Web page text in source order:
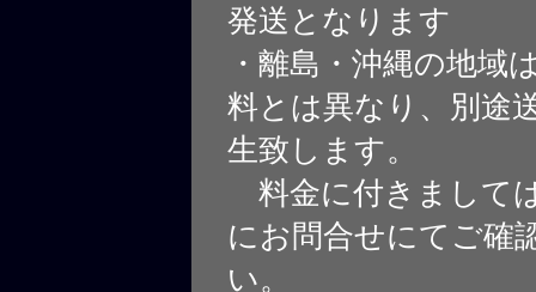
発送となります
・離島・沖縄の地域
料とは異なり、別途
生致します。
料金に付きまして
にお問合せにてご確
い。